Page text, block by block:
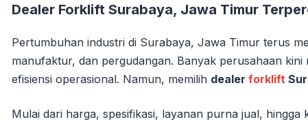
Dealer Forklift Surabaya, Jawa Timur
Pertumbuhan industri di Surabaya, Jawa Timur terus
manufaktur, dan pergudangan. Banyak perusahaan kini
efisiensi operasional. Namun, memilih dealer forklift
Mulai dari harga, spesifikasi, layanan purna jual,